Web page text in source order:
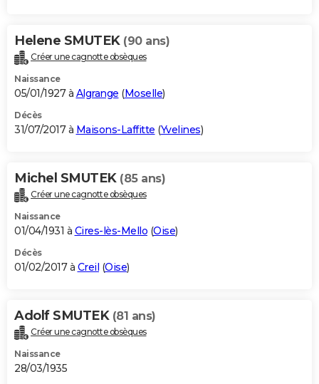
Helene SMUTEK (90 ans)
Créer une cagnotte obsèques
Naissance
05/01/1927 à Algrange (Moselle)
Décès
31/07/2017 à Maisons-Laffitte (Yvelines)
Michel SMUTEK (85 ans)
Créer une cagnotte obsèques
Naissance
01/04/1931 à Cires-lès-Mello (Oise)
Décès
01/02/2017 à Creil (Oise)
Adolf SMUTEK (81 ans)
Créer une cagnotte obsèques
Naissance
28/03/1935